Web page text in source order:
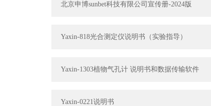
北京申博sunbet科技有限公司宣传册-2024版
Yaxin-818光合测定仪说明书（实验指导）
Yaxin-1303植物气孔计 说明书和数据传输软件
Yaxin-0221说明书